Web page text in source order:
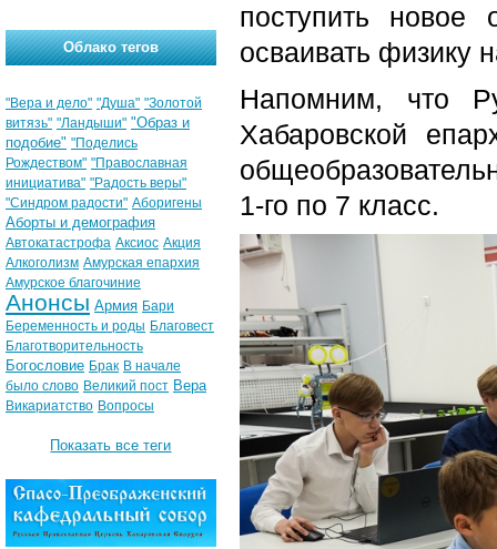
поступить
осваивать физику
Напомним, что
Хабаровской
1-го по 7 класс.
Облако тегов
"Вера и дело" "Душа" "Золотой
витязь" "Ландыши" "Образ и
подобие" "Поделись
Рождеством" "Православная
инициатива" "Радость веры"
"Синдром радости" Аборигены
Аборты и демография
Автокатастрофа Аксиос Акция
Алкоголизм Амурская епархия
Амурское благочиние
Анонсы Армия Бари
Беременность и роды Благовест
Благотворительность
Богословие Брак В начале
было слово Великий пост Вера
Викариатство Вопросы
Показать все теги